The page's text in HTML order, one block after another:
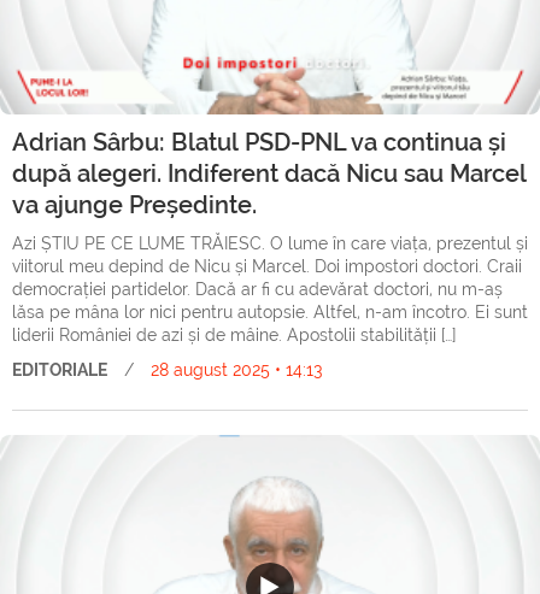
Adrian Sârbu: Blatul PSD-PNL va continua și
după alegeri. Indiferent dacă Nicu sau Marcel
va ajunge Președinte.
Azi ȘTIU PE CE LUME TRĂIESC. O lume în care viața, prezentul și
viitorul meu depind de Nicu și Marcel. Doi impostori doctori. Craii
democrației partidelor. Dacă ar fi cu adevărat doctori, nu m-aș
lăsa pe mâna lor nici pentru autopsie. Altfel, n-am încotro. Ei sunt
liderii României de azi și de mâine. Apostolii stabilității […]
EDITORIALE
/ 28 august 2025 • 14:13